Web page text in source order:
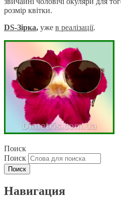
розмір квітки.
DS-Зірка, уже в реалізації.
Поиск
Поиск
Навигация